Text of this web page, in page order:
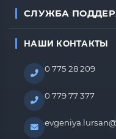
СЛУЖБА
НАШИ КОНТАКТЫ
0 775 28 209
0 779 77 377